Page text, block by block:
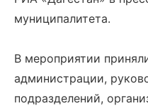
муниципалитета.
В мероприятии
администрации,
подразделений,